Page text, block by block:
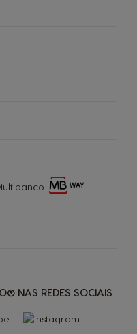
Bebidas
Saboreie o futuro
NAS REDES SOCIAIS